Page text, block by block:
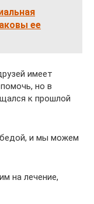
ее
имеет
но в
к прошлой
бедой, и мы можем
на лечение,